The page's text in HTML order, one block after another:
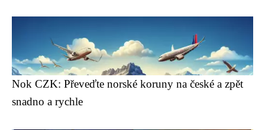
Nok CZK: Převeďte norské koruny na české a zpět
snadno a rychle